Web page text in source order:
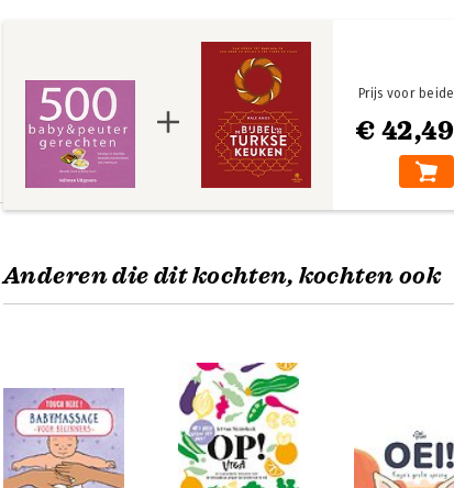
€ 42,49
Prijs voor beide
Anderen die dit kochten, kochten ook